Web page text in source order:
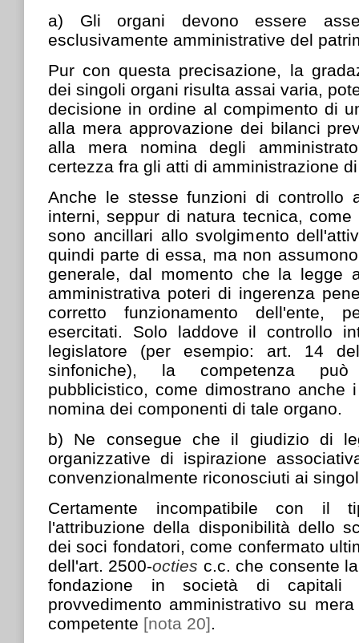
a) Gli organi devono essere
esclusivamente amministrative del
Pur con questa precisazione, la
dei singoli organi risulta assai varia,
decisione in ordine al compimento di
alla mera approvazione dei bilanci
alla mera nomina degli
certezza fra gli atti di amministrazione
Anche le stesse funzioni di controllo
interni, seppur di natura tecnica,
sono ancillari allo svolgimento
quindi parte di essa, ma non
generale, dal momento che la legge
amministrativa poteri di ingerenza
corretto funzionamento dell'ente,
esercitati. Solo laddove il controllo
legislatore (per esempio: art. 14
sinfoniche), la competenza
pubblicistico, come dimostrano
nomina dei componenti di tale organo.
b) Ne consegue che il giudizio di
organizzative di ispirazione
convenzionalmente riconosciuti ai
Certamente incompatibile con il
l'attribuzione della disponibilità dello
dei soci fondatori, come confermato
dell'art. 2500-octies c.c. che consente
fondazione in società di
provvedimento amministrativo su
competente [nota 20]